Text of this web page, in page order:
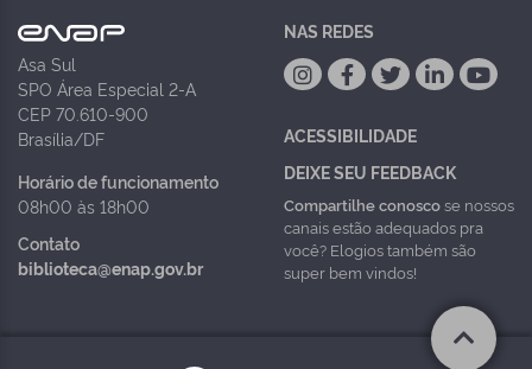
Asa Sul
SPO Área Especial 2-A
CEP 70.610-900
Brasília/DF
Horário de funcionamento
08h00 às 18h00
Contato
biblioteca@enap.gov.br
NAS REDES
ACESSIBILIDADE
DEIXE SEU FEEDBACK
Compartilhe conoscose nossos
canais estão adequados pra
você? Elogios também são
super bem vindos!